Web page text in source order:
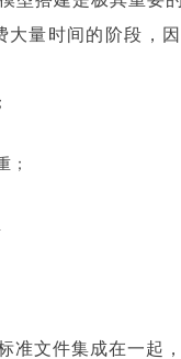
量时间的阶段，
；
准文件集成在一起